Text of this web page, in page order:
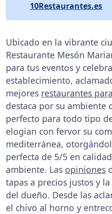
10Restaurantes.es
Ubicado en la vibrante
Restaurante Mesón
para tus eventos y
establecimiento,
mejores restaurantes
destaca por su ambiente
perfecto para todo tipo
elogian con fervor su
mediterránea,
perfecta de 5/5 en
ambiente. Las opiniones
tapas a precios justos y
del dueño. Desde las
el chivo al horno y